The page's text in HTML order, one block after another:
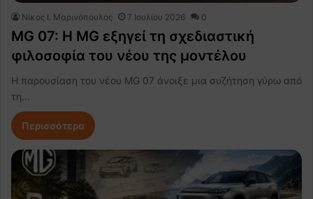
Nίκος Ι. Mαρινόπουλος 7 Ιουλίου 2026 0
MG 07: Η MG εξηγεί τη σχεδιαστική
φιλοσοφία του νέου της μοντέλου
Η παρουσίαση του νέου MG 07 άνοιξε μια συζήτηση γύρω από
τη…
Περισσότερα